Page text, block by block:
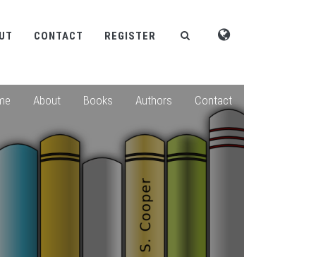
CONTACT REGISTER
About Books Authors Contact